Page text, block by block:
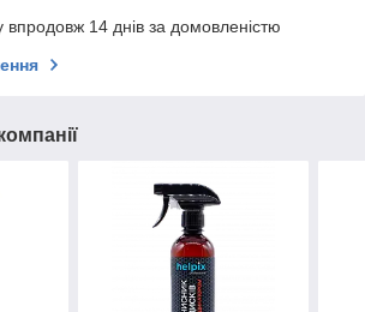
14 днів за домовленістю